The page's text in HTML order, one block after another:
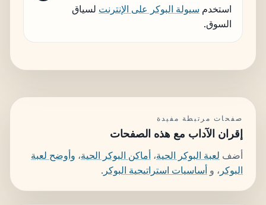
استخدم سيولة البوكر على الإنترنت لسياق
السوق.
صفحات مرتبطة مفيدة
إقران الآداب مع هذه الصفحات
أضف لعبة البوكر الحية، أماكن البوكر الحية، وأوضح لعبة
البوكر ، و أساسيات استراتيجية البوكر .